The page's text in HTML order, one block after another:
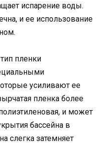
испарение воды.
и ее использование
пленки
усиливают ее
пленка более
и может
бассейна в
слегка затемняет